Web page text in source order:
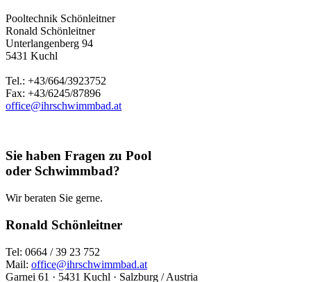
Pooltechnik Schönleitner
Ronald Schönleitner
Unterlangenberg 94
5431 Kuchl
Tel.: +43/664/3923752
Fax: +43/6245/87896
office@ihrschwimmbad.at
Sie haben Fragen zu Pool
oder Schwimmbad?
Wir beraten Sie gerne.
Ronald Schönleitner
Tel: 0664 / 39 23 752
Mail: office@ihrschwimmbad.at
Garnei 61 · 5431 Kuchl · Salzburg / Austria